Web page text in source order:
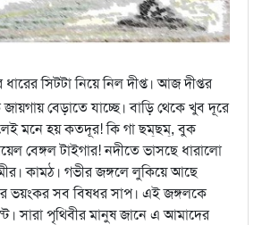
সিটটা নিয়ে নিল দীপ্ত। আজ দীপ্তর
বেড়াতে যাচ্ছে। বাড়ি থেকে খুব দূরে
মনে হয় কতদূর! কি গা ছম্‌ছম্‌, বুক
বেঙ্গল টাইগার! নদীতে ভাসছে ধারালো
কামঠ। গভীর জঙ্গলে লুকিয়ে আছে
ভয়ংকর সব বিষধর সাপ। এই জঙ্গলকে
সারা পৃথিবীর মানুষ জানে এ আমাদের